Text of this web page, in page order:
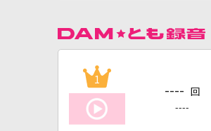
1
---- 回
----